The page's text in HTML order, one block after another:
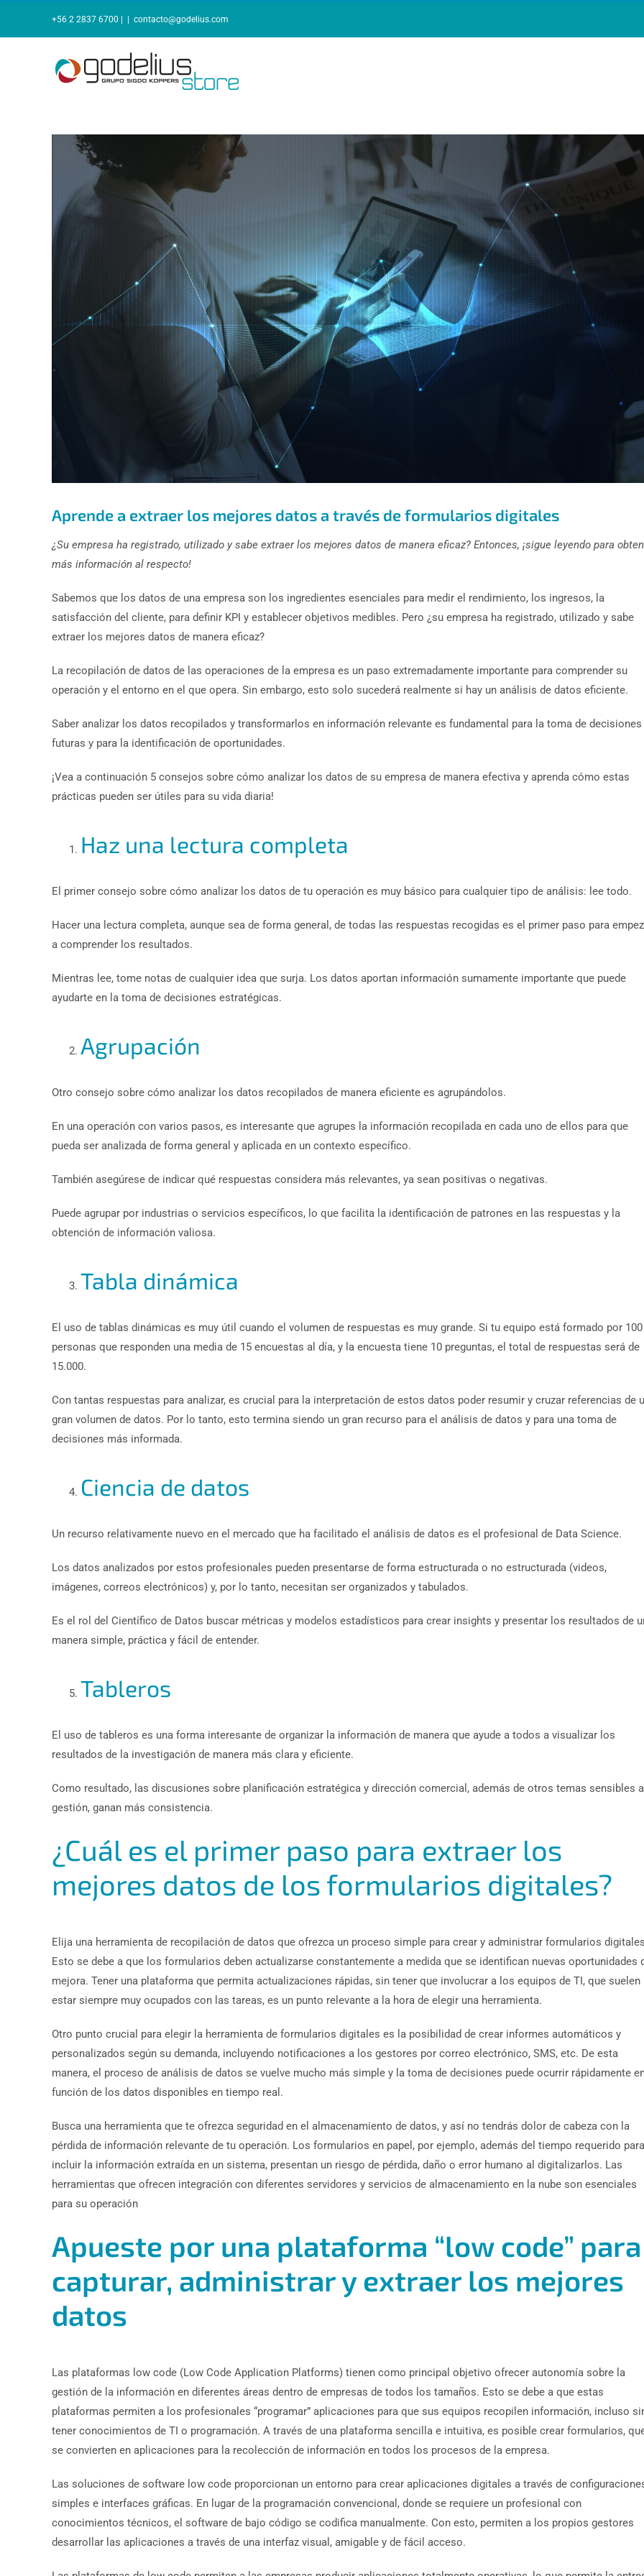
+56 2 2837 6700 | contacto@godelius.com
View
Larger
Aprende a extraer los mejores datos a través de formularios digitales
¿Su empresa ha registrado, utilizado y sabe extraer los mejores datos de manera eficaz? Entonces, ¡sigue leyendo para
más información al respecto!
Sabemos que los datos de una empresa son los ingredientes esenciales para medir el rendimiento, los ingresos, la
satisfacción del cliente, para definir KPI y establecer objetivos medibles. Pero ¿su empresa ha registrado, utilizado y sabe
extraer los mejores datos de manera eficaz?
La recopilación de datos de las operaciones de la empresa es un paso extremadamente importante para comprender su
operación y el entorno en el que opera. Sin embargo, esto solo sucederá realmente si hay un análisis de datos eficiente.
Saber analizar los datos recopilados y transformarlos en información relevante es fundamental para la toma de decisiones
futuras y para la identificación de oportunidades.
¡Vea a continuación 5 consejos sobre cómo analizar los datos de su empresa de manera efectiva y aprenda cómo estas
prácticas pueden ser útiles para su vida diaria!
Haz una lectura completa
El primer consejo sobre cómo analizar los datos de tu operación es muy básico para cualquier tipo de análisis: lee todo.
Hacer una lectura completa, aunque sea de forma general, de todas las respuestas recogidas es el primer paso para
a comprender los resultados.
Mientras lee, tome notas de cualquier idea que surja. Los datos aportan información sumamente importante que puede
ayudarte en la toma de decisiones estratégicas.
Agrupación
Otro consejo sobre cómo analizar los datos recopilados de manera eficiente es agrupándolos.
En una operación con varios pasos, es interesante que agrupes la información recopilada en cada uno de ellos para que
pueda ser analizada de forma general y aplicada en un contexto específico.
También asegúrese de indicar qué respuestas considera más relevantes, ya sean positivas o negativas.
Puede agrupar por industrias o servicios específicos, lo que facilita la identificación de patrones en las respuestas y la
obtención de información valiosa.
Tabla dinámica
El uso de tablas dinámicas es muy útil cuando el volumen de respuestas es muy grande. Si tu equipo está formado por 100
personas que responden una media de 15 encuestas al día, y la encuesta tiene 10 preguntas, el total de respuestas será de
15.000.
Con tantas respuestas para analizar, es crucial para la interpretación de estos datos poder resumir y cruzar referencias de
gran volumen de datos. Por lo tanto, esto termina siendo un gran recurso para el análisis de datos y para una toma de
decisiones más informada.
Ciencia de datos
Un recurso relativamente nuevo en el mercado que ha facilitado el análisis de datos es el profesional de Data Science.
Los datos analizados por estos profesionales pueden presentarse de forma estructurada o no estructurada (videos,
imágenes, correos electrónicos) y, por lo tanto, necesitan ser organizados y tabulados.
Es el rol del Científico de Datos buscar métricas y modelos estadísticos para crear insights y presentar los resultados de
manera simple, práctica y fácil de entender.
Tableros
El uso de tableros es una forma interesante de organizar la información de manera que ayude a todos a visualizar los
resultados de la investigación de manera más clara y eficiente.
Como resultado, las discusiones sobre planificación estratégica y dirección comercial, además de otros temas sensibles
gestión, ganan más consistencia.
¿Cuál es el primer paso para extraer los
mejores datos de los formularios digitales?
Elija una herramienta de recopilación de datos que ofrezca un proceso simple para crear y administrar formularios
Esto se debe a que los formularios deben actualizarse constantemente a medida que se identifican nuevas oportunidades
mejora. Tener una plataforma que permita actualizaciones rápidas, sin tener que involucrar a los equipos de TI, que suelen
estar siempre muy ocupados con las tareas, es un punto relevante a la hora de elegir una herramienta.
Otro punto crucial para elegir la herramienta de formularios digitales es la posibilidad de crear informes automáticos y
personalizados según su demanda, incluyendo notificaciones a los gestores por correo electrónico, SMS, etc. De esta
manera, el proceso de análisis de datos se vuelve mucho más simple y la toma de decisiones puede ocurrir rápidamente
función de los datos disponibles en tiempo real.
Busca una herramienta que te ofrezca seguridad en el almacenamiento de datos, y así no tendrás dolor de cabeza con la
pérdida de información relevante de tu operación. Los formularios en papel, por ejemplo, además del tiempo requerido para
incluir la información extraída en un sistema, presentan un riesgo de pérdida, daño o error humano al digitalizarlos. Las
herramientas que ofrecen integración con diferentes servidores y servicios de almacenamiento en la nube son esenciales
para su operación
Apueste por una plataforma “low code” para
capturar, administrar y extraer los mejores
datos
Las plataformas low code (Low Code Application Platforms) tienen como principal objetivo ofrecer autonomía sobre la
gestión de la información en diferentes áreas dentro de empresas de todos los tamaños. Esto se debe a que estas
plataformas permiten a los profesionales “programar” aplicaciones para que sus equipos recopilen información, incluso
tener conocimientos de TI o programación. A través de una plataforma sencilla e intuitiva, es posible crear formularios,
se convierten en aplicaciones para la recolección de información en todos los procesos de la empresa.
Las soluciones de software low code proporcionan un entorno para crear aplicaciones digitales a través de
simples e interfaces gráficas. En lugar de la programación convencional, donde se requiere un profesional con
conocimientos técnicos, el software de bajo código se codifica manualmente. Con esto, permiten a los propios gestores
desarrollar las aplicaciones a través de una interfaz visual, amigable y de fácil acceso.